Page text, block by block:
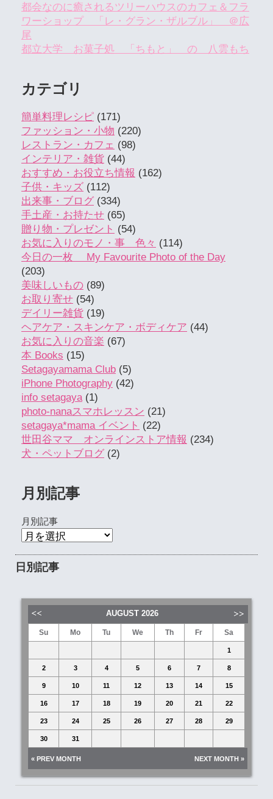
都会なのに癒されるツリーハウスのカフェ＆フラ
ワーショップ 「レ・グラン・ザルブル」 ＠広
尾
都立大学 お菓子処 「ちもと」 の 八雲もち
カテゴリ
簡単料理レシピ (171)
ファッション・小物 (220)
レストラン・カフェ (98)
インテリア・雑貨 (44)
おすすめ・お役立ち情報 (162)
子供・キッズ (112)
出来事・ブログ (334)
手土産・お持たせ (65)
贈り物・プレゼント (54)
お気に入りのモノ・事 色々 (114)
今日の一枚 My Favourite Photo of the Day
(203)
美味しいもの (89)
お取り寄せ (54)
デイリー雑貨 (19)
ヘアケア・スキンケア・ボディケア (44)
お気に入りの音楽 (67)
本 Books (15)
Setagayamama Club (5)
iPhone Photography (42)
info setagaya(1)
photo-nanaスマホレッスン (21)
setagaya*mama イベント (22)
世田谷ママ オンラインストア情報 (234)
犬・ペットブログ (2)
月別記事
月別記事
日別記事
AUGUST 2026
Su Mo Tu We Th Fr Sa
1
2 3 4 5 6 7 8
9 10 11 12 13 14 15
16 17 18 19 20 21 22
23 24 25 26 27 28 29
30 31
« PREV MONTH NEXT MONTH »